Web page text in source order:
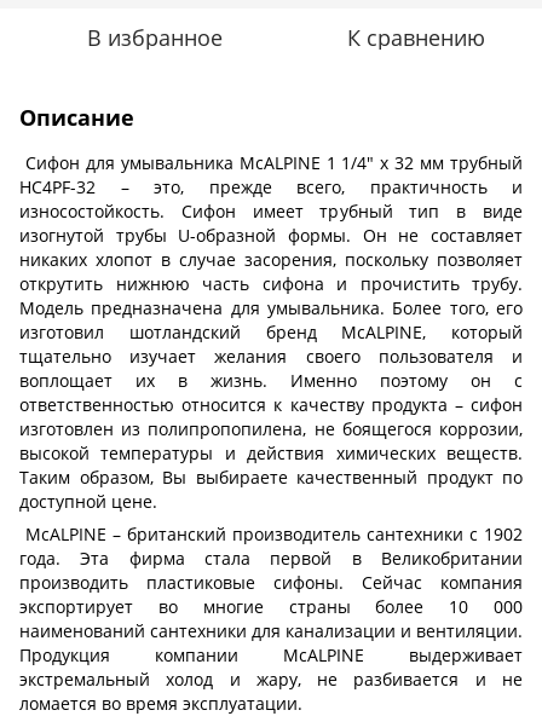
В избранное К сравнению
Описание
Сифон для умывальника McALPINE 1 1/4″ x 32 мм трубный
HC4PF-32 – это, прежде всего, практичность и
износостойкость. Сифон имеет трубный тип в виде
изогнутой трубы U-образной формы. Он не составляет
никаких хлопот в случае засорения, поскольку позволяет
открутить нижнюю часть сифона и прочистить трубу.
Модель предназначена для умывальника. Более того, его
изготовил шотландский бренд McALPINE, который
тщательно изучает желания своего пользователя и
воплощает их в жизнь. Именно поэтому он с
ответственностью относится к качеству продукта – сифон
изготовлен из полипропопилена, не боящегося коррозии,
высокой температуры и действия химических веществ.
Таким образом, Вы выбираете качественный продукт по
доступной цене.
McALPINE – британский производитель сантехники с 1902
года. Эта фирма стала первой в Великобритании
производить пластиковые сифоны. Сейчас компания
экспортирует во многие страны более 10 000
наименований сантехники для канализации и вентиляции.
Продукция компании McALPINE выдерживает
экстремальный холод и жару, не разбивается и не
ломается во время эксплуатации.